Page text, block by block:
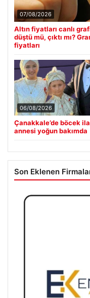
07/08/2026
Altın fiyatları canlı
düştü mü, çıktı mı?
fiyatları
06/08/2026
Çanakkale’de böcek
annesi yoğun bakımda
Son Eklenen